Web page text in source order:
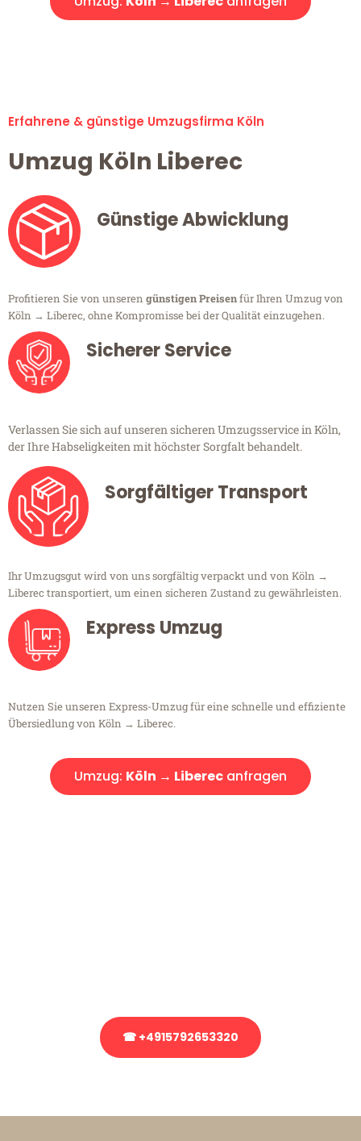
Erfahrene & günstige Umzugsfirma Köln
Umzug Köln Liberec
Günstige Abwicklung
Profitieren Sie von unseren günstigen Preisenfür Ihren Umzug von
Köln → Liberec, ohne Kompromisse bei der Qualität einzugehen.
Sicherer Service
Verlassen Sie sich auf unseren sicheren Umzugsservice in Köln,
der Ihre Habseligkeiten mit höchster Sorgfalt behandelt.
Sorgfältiger Transport
Ihr Umzugsgut wird von uns sorgfältig verpackt und von Köln →
Liberec transportiert, um einen sicheren Zustand zu gewährleisten.
Express Umzug
Nutzen Sie unseren Express-Umzug für eine schnelle und effiziente
Übersiedlung von Köln → Liberec.
Umzug: Köln → Liberec anfragen
☎ +4915792653320